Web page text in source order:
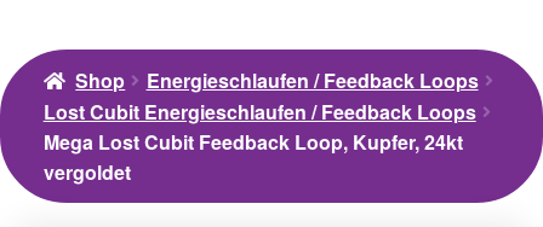
Shop
Energieschlaufen / Feedback Loops
Lost Cubit Energieschlaufen / Feedback Loops
Mega Lost Cubit Feedback Loop, Kupfer, 24kt
vergoldet